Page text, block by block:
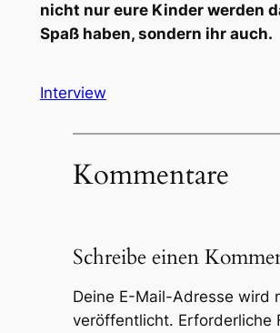
nicht nur eure Kinder werden
Spaß haben, sondern ihr auch.
Interview
Kommentare
Schreibe einen
Deine E-Mail-Adresse wird
veröffentlicht. Erforderliche